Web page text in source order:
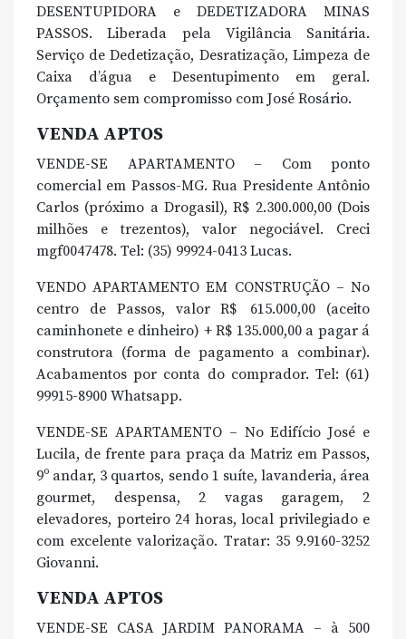
DESENTUPIDORA e DEDETIZADORA MINAS
PASSOS. Liberada pela Vigilância Sanitária.
Serviço de Dedetização, Desratização, Limpeza de
Caixa d’água e Desentupimento em geral.
Orçamento sem compromisso com José Rosário.
VENDA APTOS
VENDE-SE APARTAMENTO – Com ponto
comercial em Passos-MG. Rua Presidente Antônio
Carlos (próximo a Drogasil), R$ 2.300.000,00 (Dois
milhões e trezentos), valor negociável. Creci
mgf0047478. Tel: (35) 99924-0413 Lucas.
VENDO APARTAMENTO EM CONSTRUÇÃO – No
centro de Passos, valor R$ 615.000,00 (aceito
caminhonete e dinheiro) + R$ 135.000,00 a pagar á
construtora (forma de pagamento a combinar).
Acabamentos por conta do comprador. Tel: (61)
99915-8900 Whatsapp.
VENDE-SE APARTAMENTO – No Edifício José e
Lucila, de frente para praça da Matriz em Passos,
9º andar, 3 quartos, sendo 1 suíte, lavanderia, área
gourmet, despensa, 2 vagas garagem, 2
elevadores, porteiro 24 horas, local privilegiado e
com excelente valorização. Tratar: 35 9.9160-3252
Giovanni.
VENDA APTOS
VENDE-SE CASA JARDIM PANORAMA – à 500